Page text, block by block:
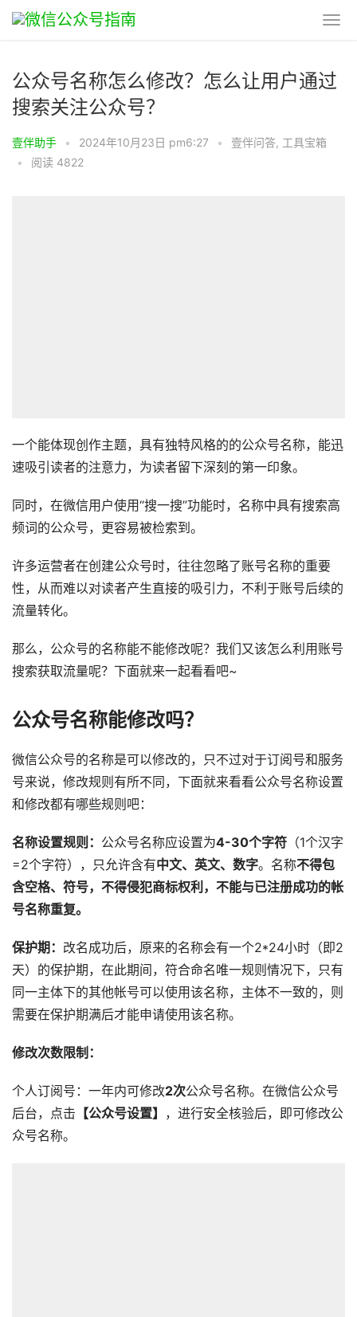
公众号名称怎么修改？怎么让用户通过
搜索关注公众号？
壹伴助手 • 2024年10月23日 pm6:27 • 壹伴问答, 工具宝箱
•
阅读 4822
一个能体现创作主题，具有独特风格的的公众号名称，能迅
速吸引读者的注意力，为读者留下深刻的第一印象。
同时，在微信用户使用“搜一搜”功能时，名称中具有搜索高
频词的公众号，更容易被检索到。
许多运营者在创建公众号时，往往忽略了账号名称的重要
性，从而难以对读者产生直接的吸引力，不利于账号后续的
流量转化。
那么，公众号的名称能不能修改呢？我们又该怎么利用账号
搜索获取流量呢？下面就来一起看看吧~
公众号名称能修改吗？
微信公众号的名称是可以修改的，只不过对于订阅号和服务
号来说，修改规则有所不同，下面就来看看公众号名称设置
和修改都有哪些规则吧：
名称设置规则： 公众号名称应设置为4-30个字符 （1个汉字
=2个字符），只允许含有中文、英文、数字。名称不得包
含空格、符号，不得侵犯商标权利，不能与已注册成功的帐
号名称重复。
保护期： 改名成功后，原来的名称会有一个2*24小时（即2
天）的保护期，在此期间，符合命名唯一规则情况下，只有
同一主体下的其他帐号可以使用该名称，主体不一致的，则
需要在保护期满后才能申请使用该名称。
修改次数限制：
个人订阅号：一年内可修改2次公众号名称。在微信公众号
后台，点击 【公众号设置】
，进行安全核验后，即可修改公
众号名称。